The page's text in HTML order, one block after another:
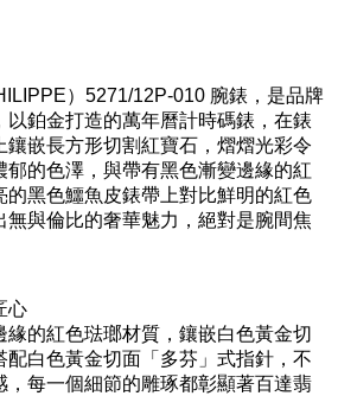
）5271/12P-010 腕錶，是品牌
以鉑金打造的萬年曆計時碼錶，在錶
鑲嵌長方形切割紅寶石，熠熠光彩令
郁的色澤，與帶有黑色漸變邊緣的紅
的黑色鱷魚皮錶帶上對比鮮明的紅色
無與倫比的奢華魅力，絕對是腕間焦
心
緣的紅色琺瑯材質，鑲嵌白色黃金切
配白色黃金切面「多芬」式指針，不
，每一個細節的雕琢都彰顯著百達翡